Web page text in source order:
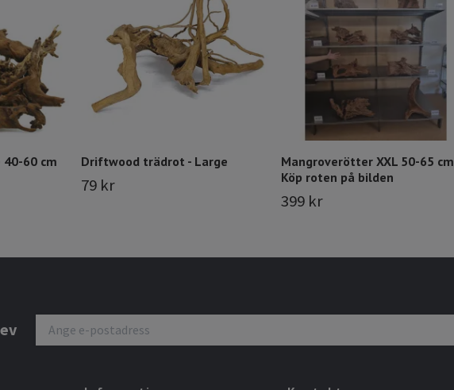
60 cm Driftwood trädrot - Large
79 kr
Mangroverötter XXL 50-65 cm
Köp roten på bilden
399 kr